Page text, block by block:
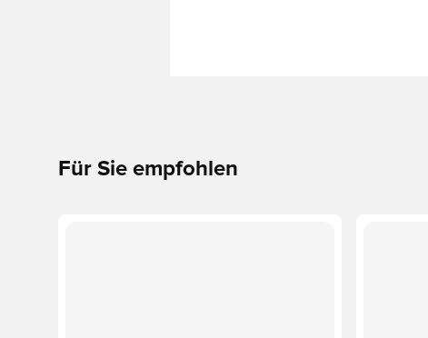
Für Sie empfohlen